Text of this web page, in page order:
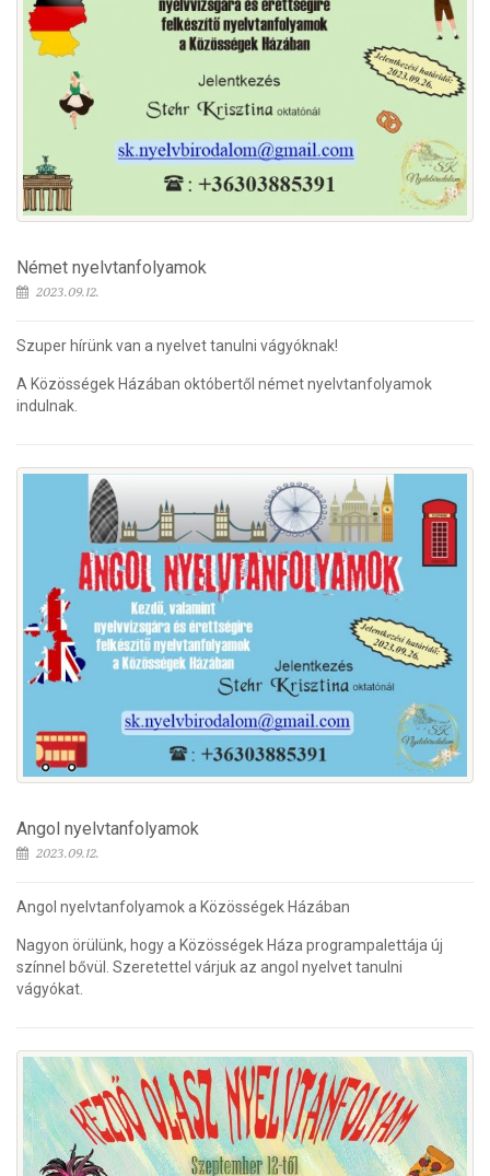
Német nyelvtanfolyamok
2023.09.12.
Szuper hírünk van a nyelvet tanulni vágyóknak!
A Közösségek Házában októbertől német nyelvtanfolyamok
indulnak.
Angol nyelvtanfolyamok
2023.09.12.
Angol nyelvtanfolyamok a Közösségek Házában
Nagyon örülünk, hogy a Közösségek Háza programpalettája új
színnel bővül. Szeretettel várjuk az angol nyelvet tanulni
vágyókat.